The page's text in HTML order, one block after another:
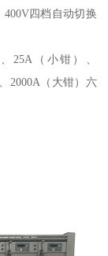
400V四档自动切换
25A（小钳）、
2000A（大钳）六